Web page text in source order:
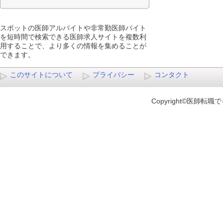
スポットの医師アルバイトや非常勤医師バイト
を短時間で検索できる医師求人サイトを複数利
用することで、より多くの情報を集めることが
できます。
このサイトについて プライバシー コンタクト
Copyright©医師転職